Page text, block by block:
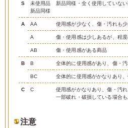
S
未使用品
新品同様
新品同様・全く使用していな
A AA 使用感が少なく、傷・汚れも
A 傷・使用感は少しあるが、程
AB 傷・使用感がある商品
B B 全体的に使用感があり、傷・
BC 全体的に使用感がかなりあり
C C
使用感がかなりあり、傷・汚れ
一部破れ・破損している場合
注意